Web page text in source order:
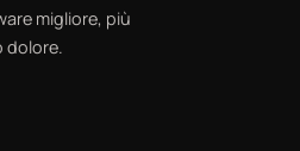
migliore, più
dolore.